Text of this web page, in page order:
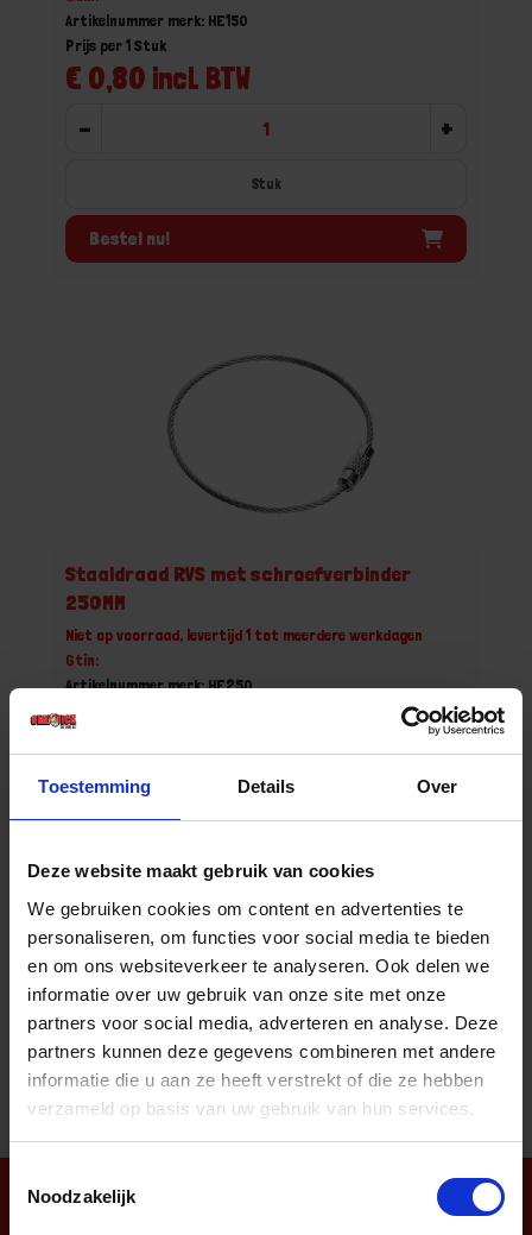
Toestemming Details Over
Deze website maakt gebruik van cookies
We gebruiken cookies om content en advertenties te
personaliseren, om functies voor social media te bieden
en om ons websiteverkeer te analyseren. Ook delen we
informatie over uw gebruik van onze site met onze
partners voor social media, adverteren en analyse. Deze
partners kunnen deze gegevens combineren met andere
informatie die u aan ze heeft verstrekt of die ze hebben
verzameld op basis van uw gebruik van hun services.
Noodzakelijk
Artikelnummer merk: HE150
€ 0,80 incl. BTW
Prijs per 1 Stuk
- +
Stuk
Bestel nu!
Staaldraad RVS met schroefverbinder
250MM
Niet op voorraad, levertijd 1 tot meerdere werkdagen
Gtin:
Artikelnummer merk: HE250
- +
Bestel nu!
Aantal producten tonen
Nieuwsbrief